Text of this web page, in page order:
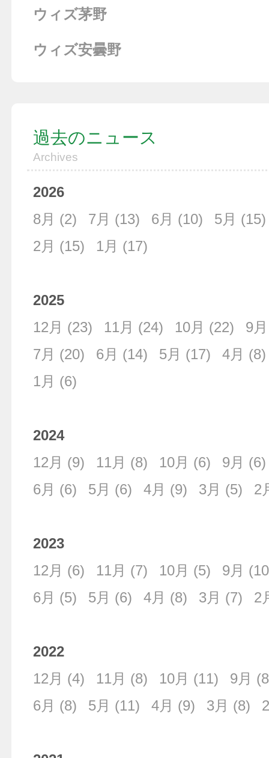
ウィズ茅野
ウィズ安曇野
過去のニュース
Archives
2026
8月 (2) 7月 (13) 6月 (10) 5月 (15)
2月 (15) 1月 (17)
2025
12月 (23) 11月 (24) 10月 (22) 9月
7月 (20) 6月 (14) 5月 (17) 4月 (8)
1月 (6)
2024
12月 (9) 11月 (8) 10月 (6) 9月 (6)
6月 (6) 5月 (6) 4月 (9) 3月 (5) 2
2023
12月 (6) 11月 (7) 10月 (5) 9月
6月 (5) 5月 (6) 4月 (8) 3月 (7) 2
2022
12月 (4) 11月 (8) 10月 (11) 9月
6月 (8) 5月 (11) 4月 (9) 3月 (8)